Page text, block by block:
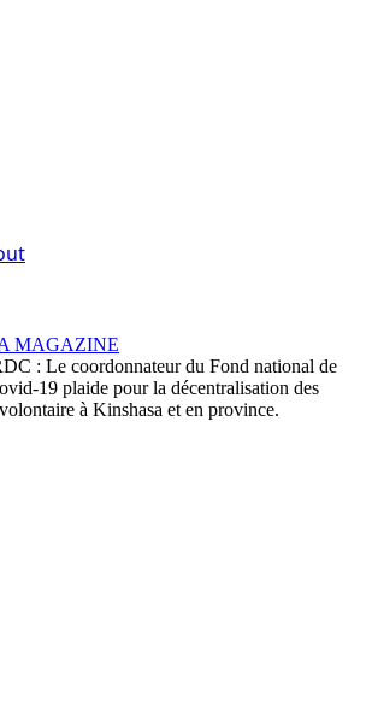
: Le coordonnateur du Fond national de
19 plaide pour la décentralisation des
à Kinshasa et en province.